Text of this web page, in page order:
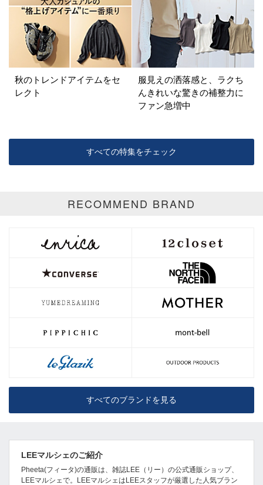
秋のトレンドアイテムをセ
レクト
服見えの洒落感と、ラクち
んきれいな驚きの補整力に
ファン急増中
すべての特集をチェック
RECOMMEND BRAND
すべてのブランドを見る
LEEマルシェのご紹介
Pheeta(フィータ)の通販は、雑誌LEE（リー）の公式通販ショップ、
LEEマルシェで。LEEマルシェはLEEスタッフが厳選した人気ブラン